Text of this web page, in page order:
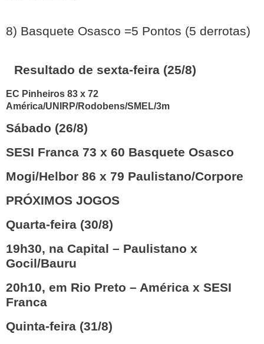
8) Basquete Osasco =5 Pontos (5 derrotas)
Resultado de sexta-feira (25/8)
EC Pinheiros 83 x 72
América/UNIRP/Rodobens/SMEL/3m
Sábado (26/8)
SESI Franca 73 x 60 Basquete Osasco
Mogi/Helbor 86 x 79 Paulistano/Corpore
PRÓXIMOS JOGOS
Quarta-feira (30/8)
19h30, na Capital – Paulistano x
Gocil/Bauru
20h10, em Rio Preto – América x SESI
Franca
Quinta-feira (31/8)